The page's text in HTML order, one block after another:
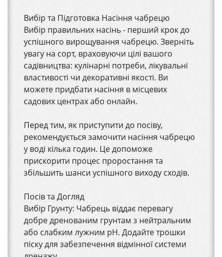
Вибір та Підготовка Насіння чабрецю
Вибір правильних насінь - перший крок до
успішного вирощування чабрецю. Зверніть
увагу на сорт, враховуючи цілі вашого
садівництва: кулінарні потреби, лікувальні
властивості чи декоративні якості. Ви
можете придбати насіння в місцевих
садових центрах або онлайн.
Перед тим, як приступити до посіву,
рекомендується замочити насіння чабрецю
у воді кілька годин. Це допоможе
прискорити процес проростання та
збільшить шанси успішного виходу сходів.
Посів та Догляд
Вибір Грунту: Чабрець віддає перевагу
добре дренованим грунтам з нейтральним
або слабким лужним pH. Додайте трошки
піску для забезпечення відмінної системи